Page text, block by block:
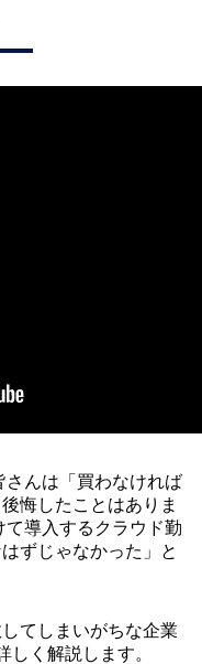
さんは「買わなければ
悔したことはありま
導入するクラウド勤
ずじゃなかった」と
てしまいがちな企業
しく解説します。